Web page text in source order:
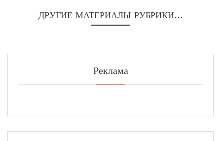
ДРУГИЕ МАТЕРИАЛЫ РУБРИКИ...
Реклама